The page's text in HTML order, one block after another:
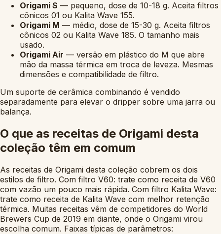
Origami S — pequeno, dose de 10-18 g. Aceita filtros
cônicos 01 ou Kalita Wave 155.
Origami M — médio, dose de 15-30 g. Aceita filtros
cônicos 02 ou Kalita Wave 185. O tamanho mais
usado.
Origami Air — versão em plástico do M que abre
mão da massa térmica em troca de leveza. Mesmas
dimensões e compatibilidade de filtro.
Um suporte de cerâmica combinando é vendido
separadamente para elevar o dripper sobre uma jarra ou
balança.
O que as receitas de Origami desta
coleção têm em comum
As receitas de Origami desta coleção cobrem os dois
estilos de filtro. Com filtro V60: trate como receita de V60
com vazão um pouco mais rápida. Com filtro Kalita Wave:
trate como receita de Kalita Wave com melhor retenção
térmica. Muitas receitas vêm de competidores do World
Brewers Cup de 2019 em diante, onde o Origami virou
escolha comum. Faixas típicas de parâmetros: